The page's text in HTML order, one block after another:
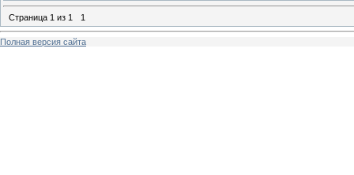
Страница 1 из 1 1
Полная версия сайта